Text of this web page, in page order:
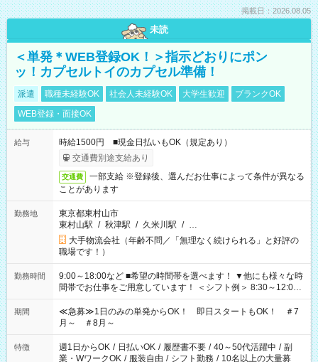
掲載日：2026.08.05
未読
＜単発＊WEB登録OK！＞指示どおりにポン
ッ！カプセルトイのカプセル準備！
派遣 職種未経験OK 社会人未経験OK 大学生歓迎
ブランクOK
WEB登録・面接OK
給与
時給1500円 ■現金日払いもOK（規定あり）
交通費別途支給あり
交通費
一部支給 ※登録後、選んだお仕事によって条件が異なる
ことがあります
勤務地
東京都東村山市
東村山駅 / 秋津駅 / 久米川駅 / …
大手物流会社（年齢不問／「無理なく続けられる」と好評の
職場です！）
勤務時間
9:00～18:00など ■希望の時間帯を選べます！ ▼他にも様々な時
間帯でお仕事をご用意しています！ ＜シフト例＞ 8:30～12:00
17:00～22:00 13:00～22:00 22:00～翌6:00 など
期間
≪急募≫1日のみの単発からOK！ 即日スタートもOK！ ＃7
月～ ＃8月～
特徴 週1日からOK / 日払いOK / 履歴書不要 / 40～50代活躍中 / 副
業・WワークOK / 服装自由 / シフト勤務 / 10名以上の大量募